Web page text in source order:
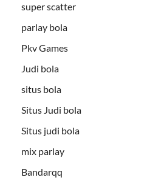
super scatter
parlay bola
Pkv Games
Judi bola
situs bola
Situs Judi bola
Situs judi bola
mix parlay
Bandarqq